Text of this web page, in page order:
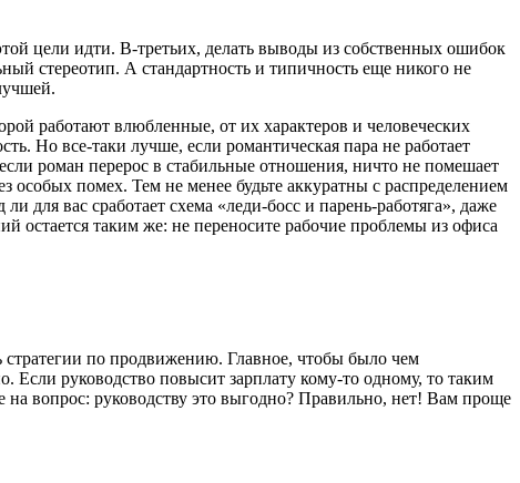
цели идти. В-третьих, делать выводы из собственных ошибок
стереотип. А стандартность и типичность еще никого не
работают влюбленные, от их характеров и человеческих
Но все-таки лучше, если романтическая пара не работает
роман перерос в стабильные отношения, ничто не помешает
особых помех. Тем не менее будьте аккуратны с распределением
для вас сработает схема «леди-босс и парень-работяга», даже
остается таким же: не переносите рабочие проблемы из офиса
по продвижению. Главное, чтобы было чем
Если руководство повысит зарплату кому-то одному, то таким
на вопрос: руководству это выгодно? Правильно, нет! Вам проще